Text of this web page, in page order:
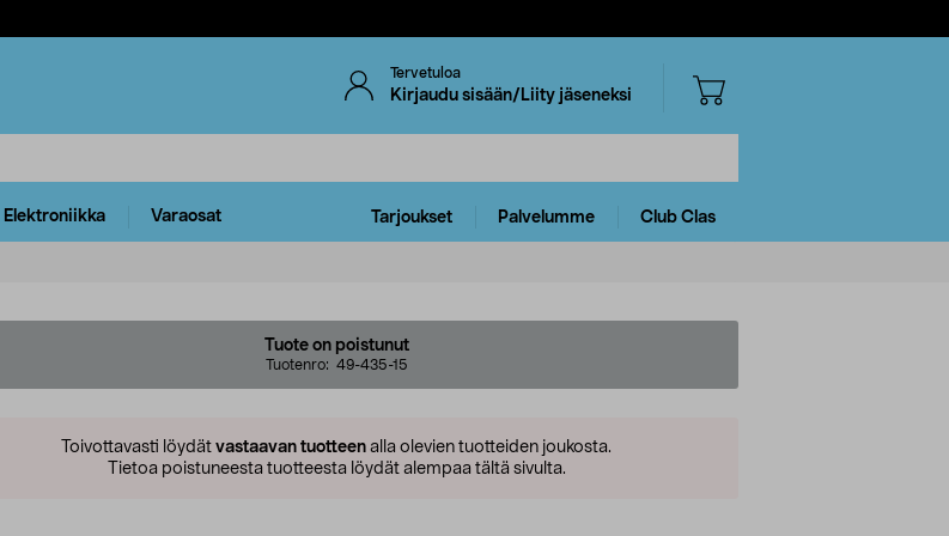
Tervetuloa
Kirjaudu sisään/Liity jäseneksi
Elektroniikka Varaosat Tarjoukset Palvelumme Club Clas
Tuote on poistunut
Tuotenro: 49-435-15
Toivottavasti löydät vastaavan tuotteen alla olevien tuotteiden joukosta.
Tietoa poistuneesta tuotteesta löydät alempaa tältä sivulta.